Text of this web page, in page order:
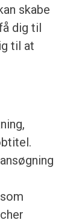
skabe
dig til
til at